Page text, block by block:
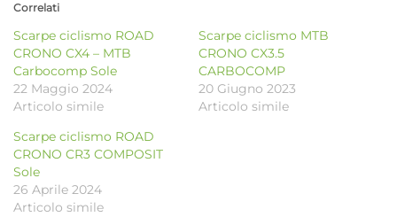
Correlati
Scarpe ciclismo ROAD
CRONO CX4 – MTB
Carbocomp Sole
22 Maggio 2024
Articolo simile
Scarpe ciclismo MTB
CRONO CX3.5
CARBOCOMP
20 Giugno 2023
Articolo simile
Scarpe ciclismo ROAD
CRONO CR3 COMPOSIT
Sole
26 Aprile 2024
Articolo simile